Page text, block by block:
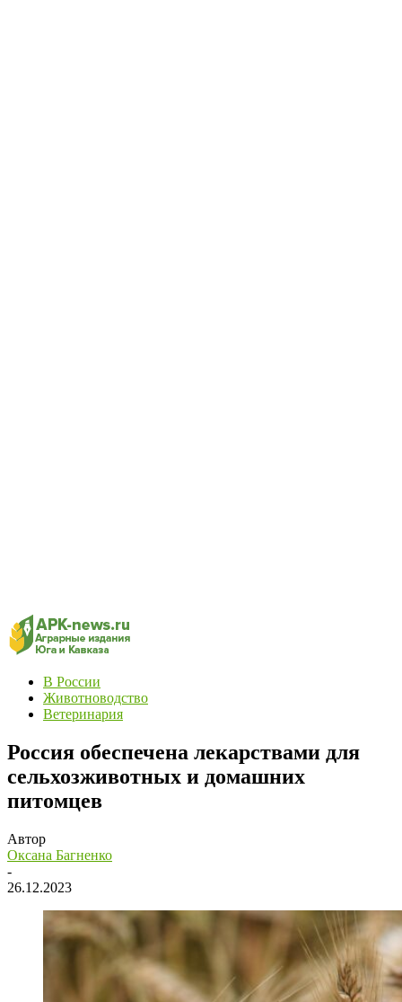
В России
Животноводство
Ветеринария
Россия обеспечена лекарствами для
сельхозживотных и домашних
питомцев
Автор
Оксана Багненко
-
26.12.2023